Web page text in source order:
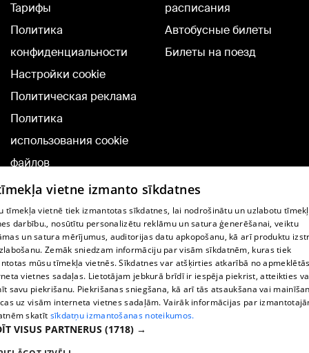
Тарифы
Политика
конфиденциальности
Настройки cookie
Политическая реклама
Политика
использования cookie
файлов
Добавление
комментариев
расписания
Автобусные билеты
Билеты на поезд
TВ-программа
Условия договора
360 Ziņu kontakti
Helio Media
Служба помощи портала: э-почта -
vietne izmanto sīkdatnes
tīmekļa vietnē tiek izmantotas sīkdatnes, lai nodrošinātu un uzlabotu
darbību., nosūtītu personalizētu reklāmu un satura ģenerēšanai, veiktu
un satura mērījumus, auditorijas datu apkopošanu, kā arī produktu
Zemāk sniedzam informāciju par visām sīkdatnēm, kuras tiek
mūsu tīmekļa vietnēs. Sīkdatnes var atšķirties atkarībā no
vietnes sadaļas. Lietotājam jebkurā brīdī ir iespēja piekrist, atteikties
savu piekrišanu. Piekrišanas sniegšana, kā arī tās atsaukšana vai
uz visām interneta vietnes sadaļām. Vairāk informācijas par
skatīt sīkdatņu izmantošanas noteikumos.
VISUS PARTNERUS (1718) →